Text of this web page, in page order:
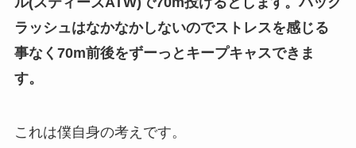
ラッシュはなかなかしないのでストレスを感じる
事なく70m前後をずーっとキープキャスできま
す。
これは僕自身の考えです。